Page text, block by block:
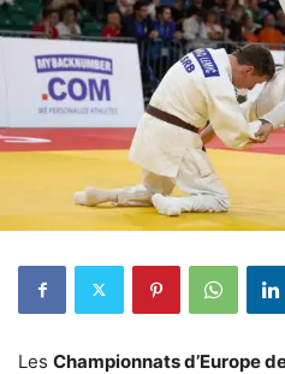
Les Championnats d’Europe